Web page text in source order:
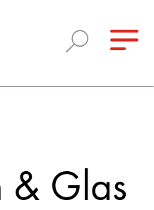
& Glas